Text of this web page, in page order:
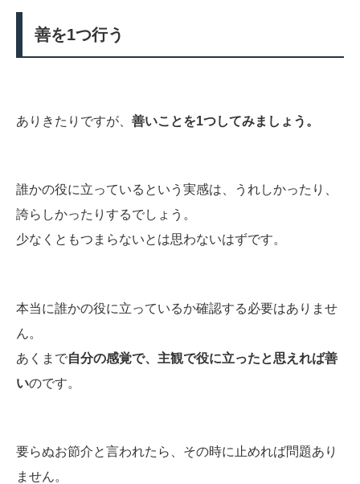
善を1つ行う
ありきたりですが、 善いことを1つしてみましょう。
誰かの役に立っているという実感は、うれしかったり、
誇らしかったりするでしょう。
少なくともつまらないとは思わないはずです。
本当に誰かの役に立っているか確認する必要はありませ
ん。
あくまで自分の感覚で、主観で役に立ったと思えれば善
いのです。
要らぬお節介と言われたら、その時に止めれば問題あり
ません。